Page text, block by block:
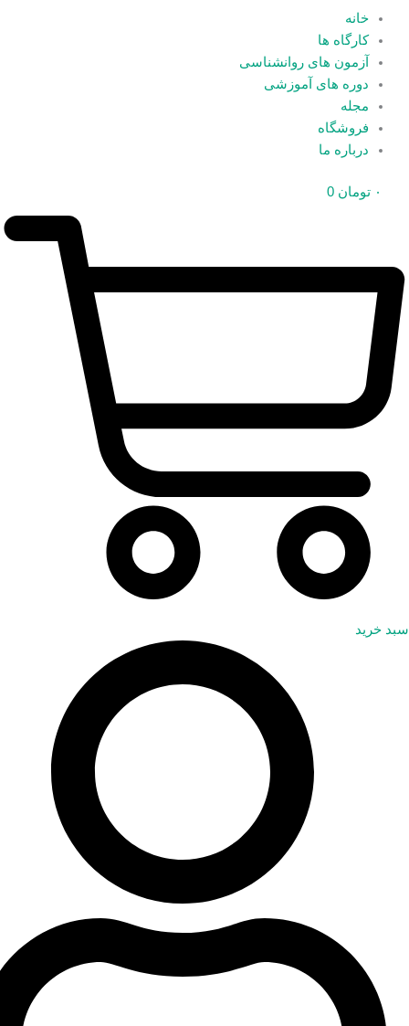
خانه
کارگاه ها
آزمون های روانشناسی
دوره های آموزشی
مجله
فروشگاه
درباره ما
۰ تومان 0
سبد خرید